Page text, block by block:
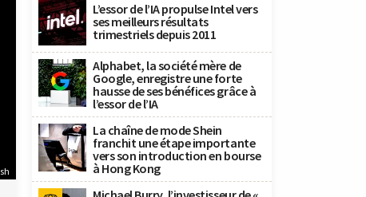
L’essor de l’IA propulse Intel vers
ses meilleurs résultats
trimestriels depuis 2011
Alphabet, la société mère de
Google, enregistre une forte
hausse de ses bénéfices grâce à
l’essor de l’IA
La chaîne de mode Shein
franchit une étape importante
vers son introduction en bourse
à Hong Kong